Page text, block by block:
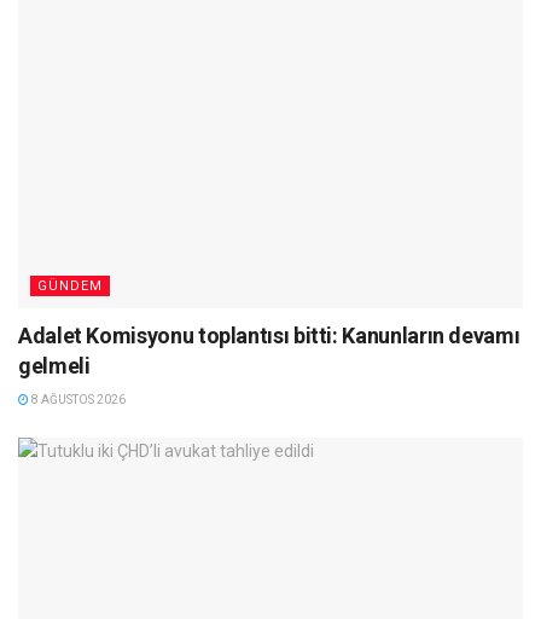
GÜNDEM
Adalet Komisyonu toplantısı bitti: Kanunların devamı
gelmeli
8 AĞUSTOS 2026